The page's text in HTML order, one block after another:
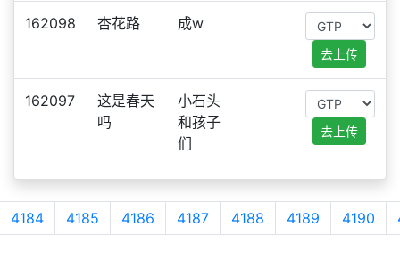
162098 杏花路 成w
去上传
162097
这是春天
吗
小石头
和孩子
们
去上传
4184 4185 4186 4187 4188 4189 4190